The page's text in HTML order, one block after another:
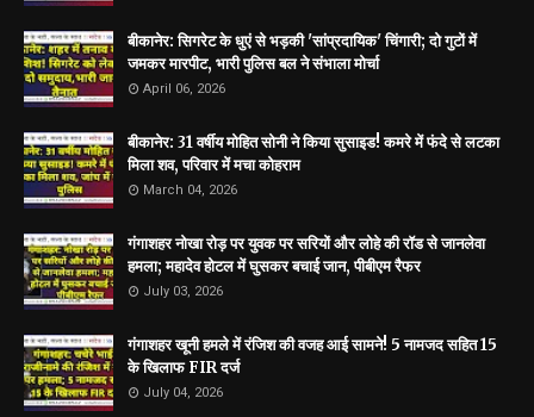
बीकानेर: सिगरेट के धुएं से भड़की 'सांप्रदायिक' चिंगारी; दो गुटों में
जमकर मारपीट, भारी पुलिस बल ने संभाला मोर्चा
April 06, 2026
बीकानेर: 31 वर्षीय मोहित सोनी ने किया सुसाइड! कमरे में फंदे से लटका
मिला शव, परिवार में मचा कोहराम
March 04, 2026
गंगाशहर नोखा रोड़ पर युवक पर सरियों और लोहे की रॉड से जानलेवा
हमला; महादेव होटल में घुसकर बचाई जान, पीबीएम रैफर
July 03, 2026
गंगाशहर खूनी हमले में रंजिश की वजह आई सामने! 5 नामजद सहित 15
के खिलाफ FIR दर्ज
July 04, 2026